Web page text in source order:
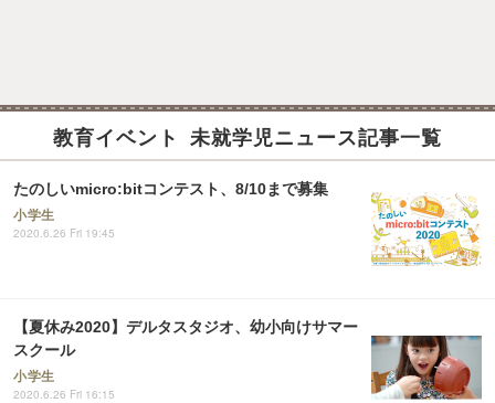
教育イベント 未就学児ニュース記事一覧
たのしいmicro:bitコンテスト、8/10まで募集
小学生
2020.6.26 Fri 19:45
【夏休み2020】デルタスタジオ、幼小向けサマー
スクール
小学生
2020.6.26 Fri 16:15